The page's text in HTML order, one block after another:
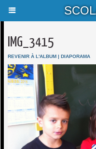
IMG_3415
REVENIR À L'ALBUM | DIAPORAMA